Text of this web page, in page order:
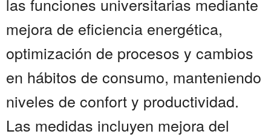
mejora de eficiencia energética,
optimización de procesos y cambios
en hábitos de consumo, manteniendo
niveles de confort y productividad.
Las medidas incluyen mejora del